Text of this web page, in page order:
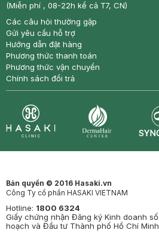
(Miễn phí , 08-22h kể cả T7, CN)
Các câu hỏi thường gặp
Gửi yêu cầu hỗ trợ
Hướng dẫn đặt hàng
Phương thức thanh toán
Phương thức vận chuyển
Chính sách đổi trả
Bản quyền © 2016 Hasaki.vn
Công Ty cổ phần HASAKI VIETNAM
Hotline: 1800 6324
Giấy chứng nhận Đăng ký Kinh doanh số
hoạch và Đầu tư Thành phố Hồ Chí